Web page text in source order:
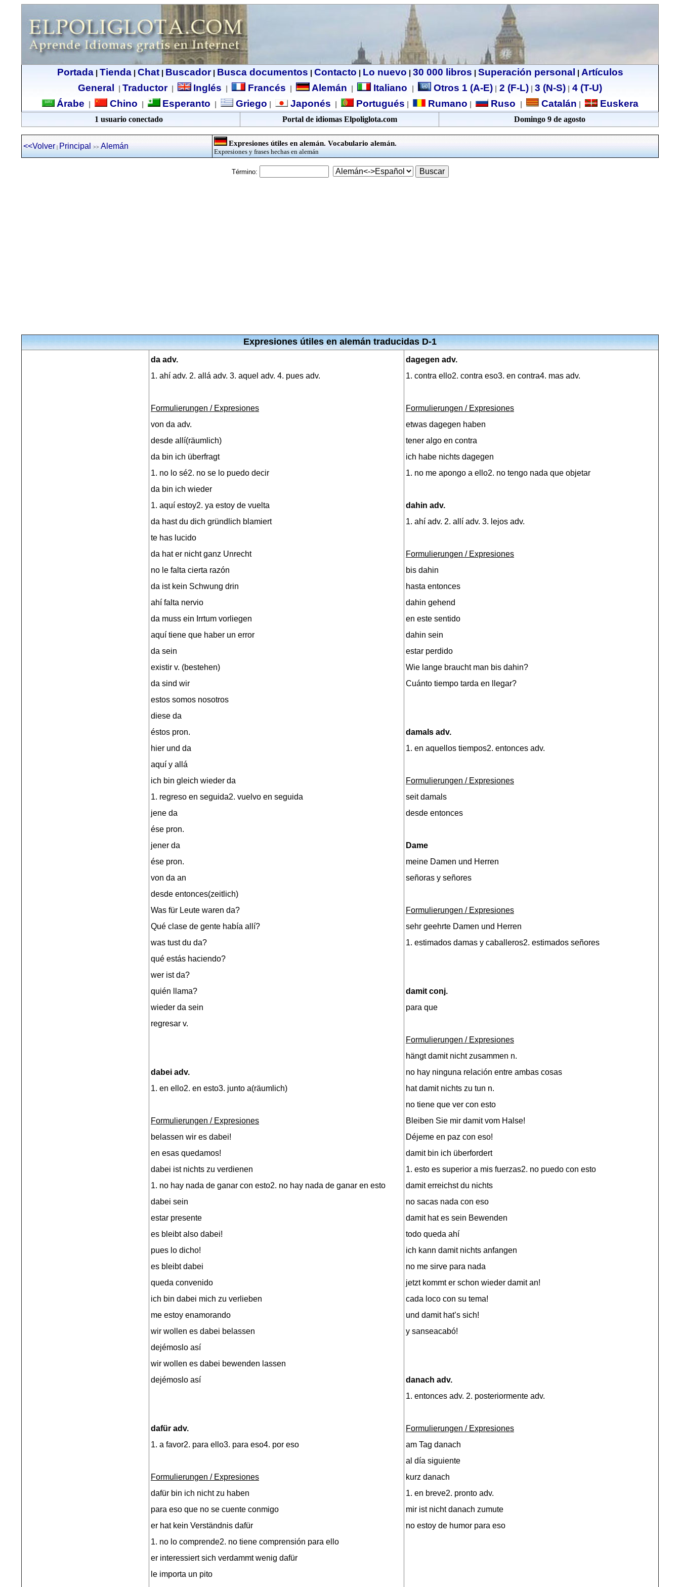
Portada| Tienda| Chat| Buscador| Busca documentos Contacto Lo nuevo 30 000 libros Superación personal
Artículos
General
Traductor| Inglés Francés Alemán Italiano Otros 1 (A-E) 2 (F-L) 3 (N-S)
4 (T-U)
Árabe
Chino Esperanto Griego Japonés Portugués Rumano Ruso Catalán Euskera
1 usuario conectado Portal de idiomas Elpoliglota.com Domingo 9 de agosto
<<Volver | Principal >> Alemán Expresiones útiles en alemán. Vocabulario alemán.
Expresiones y frases hechas en alemán
Término:
Expresiones útiles en alemán traducidas D-1
da adv.
1. ahí adv. 2. allá adv. 3. aquel adv. 4. pues adv.
Formulierungen / Expresiones
von da adv.
desde allí(räumlich)
da bin ich überfragt
1. no lo sé2. no se lo puedo decir
da bin ich wieder
1. aquí estoy2. ya estoy de vuelta
da hast du dich gründlich blamiert
te has lucido
da hat er nicht ganz Unrecht
no le falta cierta razón
da ist kein Schwung drin
ahí falta nervio
da muss ein Irrtum vorliegen
aquí tiene que haber un error
da sein
existir v. (bestehen)
da sind wir
estos somos nosotros
diese da
éstos pron.
hier und da
aquí y allá
ich bin gleich wieder da
1. regreso en seguida2. vuelvo en seguida
jene da
ése pron.
jener da
ése pron.
von da an
desde entonces(zeitlich)
Was für Leute waren da?
Qué clase de gente había allí?
was tust du da?
qué estás haciendo?
wer ist da?
quién llama?
wieder da sein
regresar v.
dabei adv.
1. en ello2. en esto3. junto a(räumlich)
Formulierungen / Expresiones
belassen wir es dabei!
en esas quedamos!
dabei ist nichts zu verdienen
1. no hay nada de ganar con esto2. no hay nada de ganar en esto
dabei sein
estar presente
es bleibt also dabei!
pues lo dicho!
es bleibt dabei
queda convenido
ich bin dabei mich zu verlieben
me estoy enamorando
wir wollen es dabei belassen
dejémoslo así
wir wollen es dabei bewenden lassen
dejémoslo así
dafür adv.
1. a favor2. para ello3. para eso4. por eso
Formulierungen / Expresiones
dafür bin ich nicht zu haben
para eso que no se cuente conmigo
er hat kein Verständnis dafür
1. no lo comprende2. no tiene comprensión para ello
er interessiert sich verdammt wenig dafür
le importa un pito
dagegen adv.
1. contra ello2. contra eso3. en contra4. mas adv.
Formulierungen / Expresiones
etwas dagegen haben
tener algo en contra
ich habe nichts dagegen
1. no me apongo a ello2. no tengo nada que objetar
dahin adv.
1. ahí adv. 2. allí adv. 3. lejos adv.
Formulierungen / Expresiones
bis dahin
hasta entonces
dahin gehend
en este sentido
dahin sein
estar perdido
Wie lange braucht man bis dahin?
Cuánto tiempo tarda en llegar?
damals adv.
1. en aquellos tiempos2. entonces adv.
Formulierungen / Expresiones
seit damals
desde entonces
Dame
meine Damen und Herren
señoras y señores
Formulierungen / Expresiones
sehr geehrte Damen und Herren
1. estimados damas y caballeros2. estimados señores
damit conj.
para que
Formulierungen / Expresiones
hängt damit nicht zusammen n.
no hay ninguna relación entre ambas cosas
hat damit nichts zu tun n.
no tiene que ver con esto
Bleiben Sie mir damit vom Halse!
Déjeme en paz con eso!
damit bin ich überfordert
1. esto es superior a mis fuerzas2. no puedo con esto
damit erreichst du nichts
no sacas nada con eso
damit hat es sein Bewenden
todo queda ahí
ich kann damit nichts anfangen
no me sirve para nada
jetzt kommt er schon wieder damit an!
cada loco con su tema!
und damit hat’s sich!
y sanseacabó!
danach adv.
1. entonces adv. 2. posteriormente adv.
Formulierungen / Expresiones
am Tag danach
al día siguiente
kurz danach
1. en breve2. pronto adv.
mir ist nicht danach zumute
no estoy de humor para eso